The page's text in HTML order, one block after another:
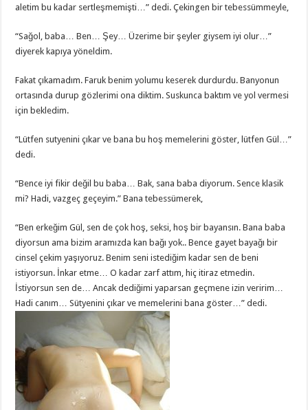
aletim bu kadar sertleşmemişti…” dedi. Çekingen bir tebessümmeyle,
“Sağol, baba… Ben… Şey… Üzerime bir şeyler giysem iyi olur…”
diyerek kapıya yöneldim.
Fakat çıkamadım. Faruk benim yolumu keserek durdurdu. Banyonun
ortasında durup gözlerimi ona diktim. Suskunca baktım ve yol vermesi
için bekledim.
“Lütfen sutyenini çıkar ve bana bu hoş memelerini göster, lütfen Gül…”
dedi.
“Bence iyi fikir değil bu baba… Bak, sana baba diyorum. Sence klasik
mi? Hadi, vazgeç geçeyim.” Bana tebessümerek,
“Ben erkeğim Gül, sen de çok hoş, seksi, hoş bir bayansın. Bana baba
diyorsun ama bizim aramızda kan bağı yok.. Bence gayet bayağı bir
cinsel çekim yaşıyoruz. Benim seni istediğim kadar sen de beni
istiyorsun. İnkar etme… O kadar zarf attım, hiç itiraz etmedin.
İstiyorsun sen de… Ancak dediğimi yaparsan geçmene izin veririm…
Hadi canım… Sütyenini çıkar ve memelerini bana göster…” dedi.